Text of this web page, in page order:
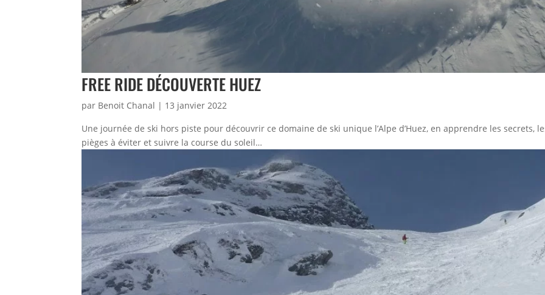
FREE RIDE DÉCOUVERTE HUEZ
par Benoit Chanal | 13 janvier 2022
Une journée de ski hors piste pour découvrir ce domaine de ski unique l’Alpe d’Huez, en apprendre les secrets,
pièges à éviter et suivre la course du soleil…